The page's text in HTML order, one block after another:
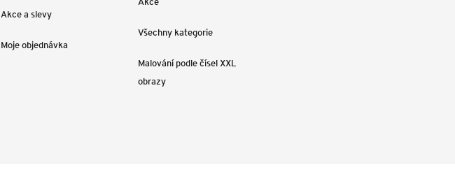
Akce a slevy
Moje objednávka
Všechny kategorie
Malování podle čísel XXL
obrazy